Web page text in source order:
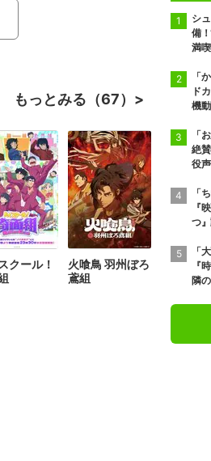
もっとみる（67）
クール！
火喰鳥 羽州ぼろ
鳶組
シ
備
満
「
ド
機
「
絶
役
「
『
つ
「
『
隣